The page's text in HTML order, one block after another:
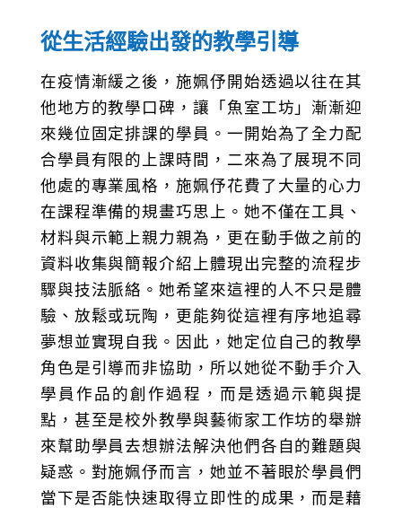
從生活經驗出發的教學引導
在疫情漸緩之後，施姵伃開始透過以往在其
他地方的教學口碑，讓「魚室工坊」漸漸迎
來幾位固定排課的學員。一開始為了全力配
合學員有限的上課時間，二來為了展現不同
他處的專業風格，施姵伃花費了大量的心力
在課程準備的規畫巧思上。她不僅在工具、
材料與示範上親力親為，更在動手做之前的
資料收集與簡報介紹上體現出完整的流程步
驟與技法脈絡。她希望來這裡的人不只是體
驗、放鬆或玩陶，更能夠從這裡有序地追尋
夢想並實現自我。因此，她定位自己的教學
角色是引導而非協助，所以她從不動手介入
學員作品的創作過程，而是透過示範與提
點，甚至是校外教學與藝術家工作坊的舉辦
來幫助學員去想辦法解決他們各自的難題與
疑惑。對施姵伃而言，她並不著眼於學員們
當下是否能快速取得立即性的成果，而是藉